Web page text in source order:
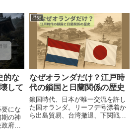
的な
して
にな
の神
府・
歴史
なぜオランダだけ？江戸時
代の鎖国と日蘭関係の歴史
鎖国時代、日本が唯一交流を許し
た国オランダ。リーフデ号漂着か
ら出島貿易、台湾撤退、下関戦争